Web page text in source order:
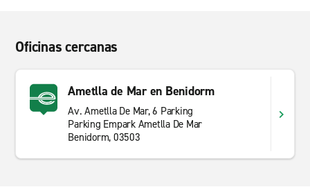
Oficinas cercanas
Ametlla de Mar en Benidorm
Av. Ametlla De Mar, 6 Parking
Parking Empark Ametlla De Mar
Benidorm, 03503